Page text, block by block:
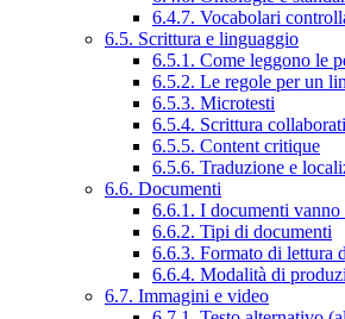
6.4.7. Vocabolari
6.5. Scrittura e linguaggio
6.5.1. Come leggono le
6.5.2. Le regole per un
6.5.3. Microtesti
6.5.4. Scrittura
6.5.5. Content critique
6.5.6. Traduzione e
6.6. Documenti
6.6.1. I documenti vanno
6.6.2. Tipi di documenti
6.6.3. Formato di lettura
6.6.4. Modalità di
6.7. Immagini e video